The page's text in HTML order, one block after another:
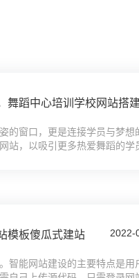
的窗口，更是连接学员与梦想
站，以吸引更多热爱舞蹈的学
模板傻瓜式建站 2022-
智能网站建设的主要特点是用